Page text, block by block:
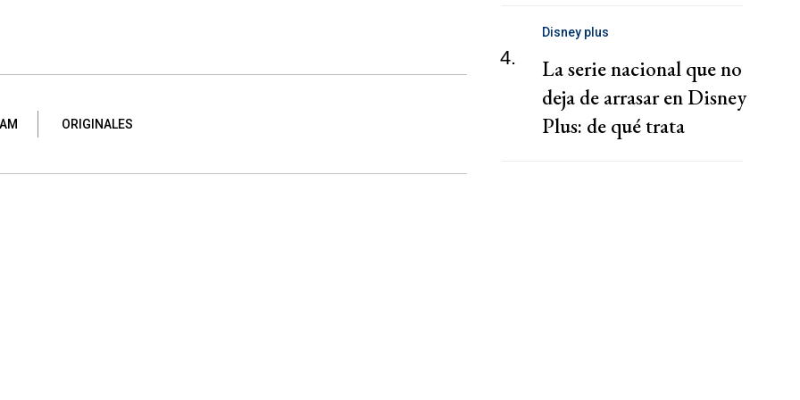
ORIGINALES
4.
Disney plus
La serie nacional que no
deja de arrasar en Disney
Plus: de qué trata